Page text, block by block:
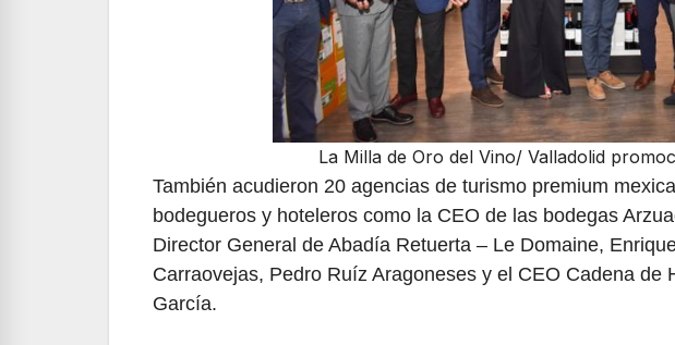
La Milla de Oro del Vino/ Valladolid
También acudieron 20 agencias de turismo premium
bodegueros y hoteleros como la CEO de las bodegas
Director General de Abadía Retuerta – Le Domaine,
Carraovejas, Pedro Ruíz Aragoneses y el CEO Cadena de
García.